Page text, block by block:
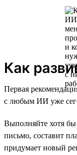
Как
Первая
с любым ИИ уже
Выполняйте хотя
письмо, составит
придумает новый